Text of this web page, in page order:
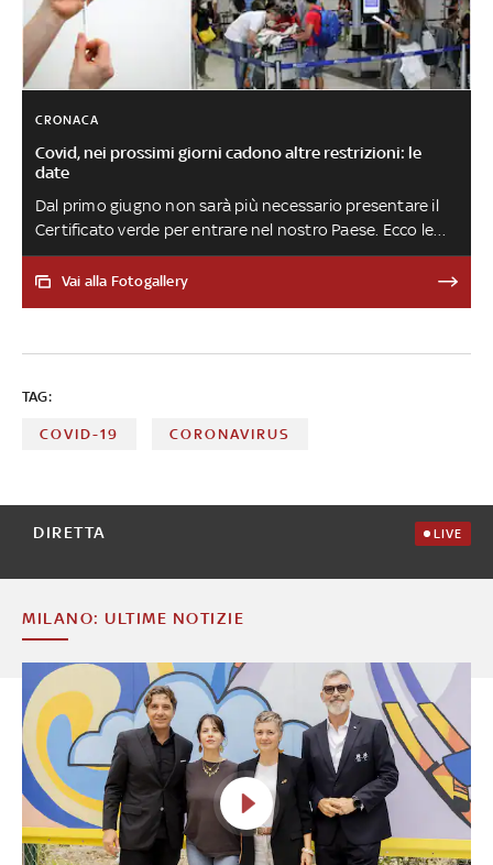
CRONACA
Covid, nei prossimi giorni cadono altre restrizioni: le
date
Dal primo giugno non sarà più necessario presentare il
Certificato verde per entrare nel nostro Paese. Ecco le
altre date verso l'uscita dall'emergenza
Vai alla Fotogallery
TAG:
COVID-19 CORONAVIRUS
DIRETTA LIVE
MILANO: ULTIME NOTIZIE